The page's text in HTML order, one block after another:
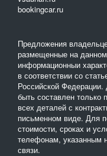
bookingcar.ru
Предложения
размещенные на
информационныи
в соответствии со
Российской Федерации.
быть составлен только
всех деталей с
письменном виде. Для
стоимости, сроках и
телефонам, указанным
связи.